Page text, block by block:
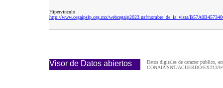
Hipervinculo
http://www.cegaipslp.org.mx/webcegaip2023.nsf/nombre_de_la_vista/
Visor de Datos abiertos
Datos digitales de caracter público,
CONAIP/SNT/ACUERDO/EXT13/